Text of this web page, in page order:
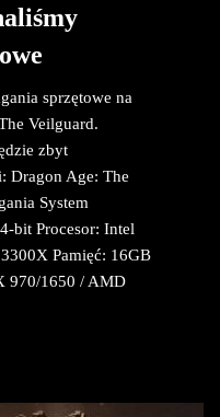
sprzętowe na
Veilguard.
zbyt
Dragon Age: The
System
bit Procesor: Intel
Pamięć: 16GB
970/1650 / AMD